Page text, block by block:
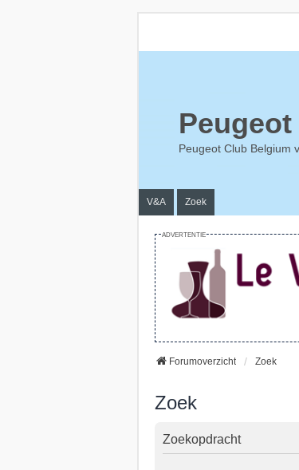
Peugeot Club Belgium
V&A Zoek
ADVERTENTIE
Forumoverzicht Zoek
Zoek
Zoekopdracht